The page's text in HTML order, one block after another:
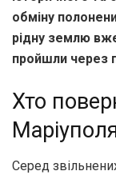
обміну
рідну землю
пройшли через
Хто
Серед